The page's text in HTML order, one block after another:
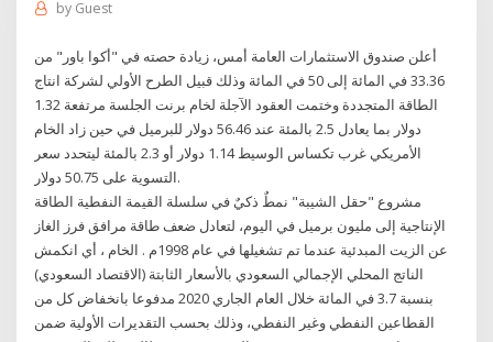
by Guest
أعلن صندوق الاستثمارات العامة أمس، زيادة حصته في "أكوا باور" من
33.36 في المائة إلى 50 في المائة وذلك قبيل الطرح الأولي لشركة انتاج
الطاقة المتجددة وختمت العقود الآجلة لخام برنت الجلسة مرتفعة 1.32
دولار بما يعادل 2.5 بالمئة عند 56.46 دولار للبرميل في حين زاد الخام
الأمريكي غرب تكساس الوسيط 1.14 دولار أو 2.3 بالمئة ليتحدد سعر
التسوية على 50.75 دولار.
مشروع "حقل الشيبة" نمطٌ ذكيٌ في سلسلة القيمة النفطية الطاقة
الإنتاجية إلى مليون برميل في اليوم، لتعادل ضعف طاقة مرافق فرز الغاز
عن الزيت المبدئية عندما تم تشغيلها في عام 1998م . الخام ، أي انكمش
الناتج المحلي الإجمالي السعودي بالأسعار الثابتة (الاقتصاد السعودي)
بنسبة 3.7 في المائة خلال العام الجاري 2020 مدفوعا بانخفاض كل من
القطاعين النفطي وغير النفطي، وذلك بحسب التقديرات الأولية ضمن